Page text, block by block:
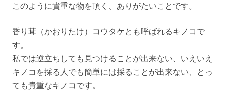
このように貴重な物を頂く、ありがたいことです。
香り茸（かおりたけ）コウタケとも呼ばれるキノコで
す。
私では逆立ちしても見つけることが出来ない、いえいえ
キノコを採る人でも簡単には採ることが出来ない、とっ
ても貴重なキノコです。